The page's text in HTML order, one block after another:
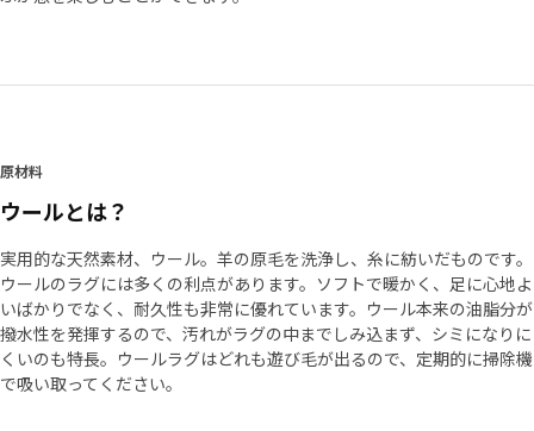
原材料
ウールとは？
実用的な天然素材、ウール。羊の原毛を洗浄し、糸に紡いだものです。
ウールのラグには多くの利点があります。ソフトで暖かく、足に心地よ
いばかりでなく、耐久性も非常に優れています。ウール本来の油脂分が
撥水性を発揮するので、汚れがラグの中までしみ込まず、シミになりに
くいのも特長。ウールラグはどれも遊び毛が出るので、定期的に掃除機
で吸い取ってください。